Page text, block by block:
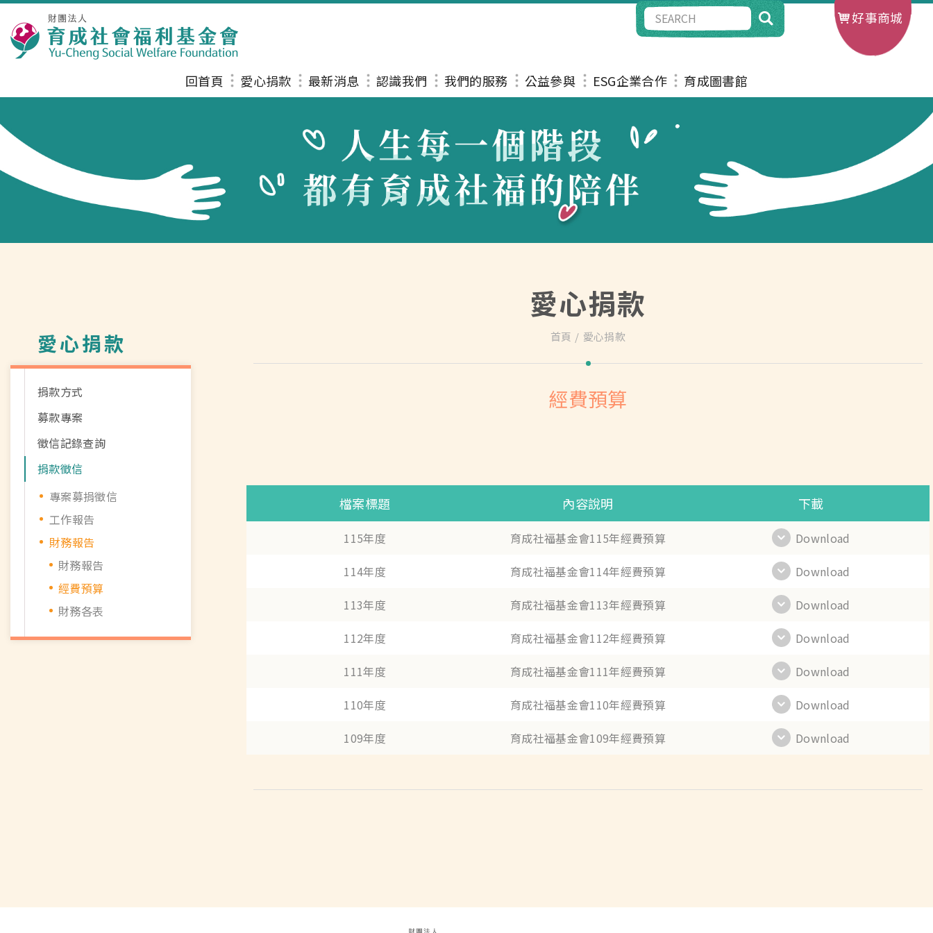
好事商城
回首頁 愛心捐款 最新消息 認識我們 我們的服務 公益參與 ESG企業合作 育成圖書館
愛心捐款
捐款方式
募款專案
徵信記錄查詢
捐款徵信
專案募捐徵信
工作報告
財務報告
財務報告
經費預算
財務各表
愛心捐款
首頁 愛心捐款
經費預算
檔案標題 內容說明 下載
115年度 育成社福基金會115年經費預算
Download
114年度
育成社福基金會114年經費預算
Download
113年度
育成社福基金會113年經費預算
Download
112年度
育成社福基金會112年經費預算
Download
111年度
育成社福基金會111年經費預算
Download
110年度
育成社福基金會110年經費預算
Download
109年度
育成社福基金會109年經費預算 Download